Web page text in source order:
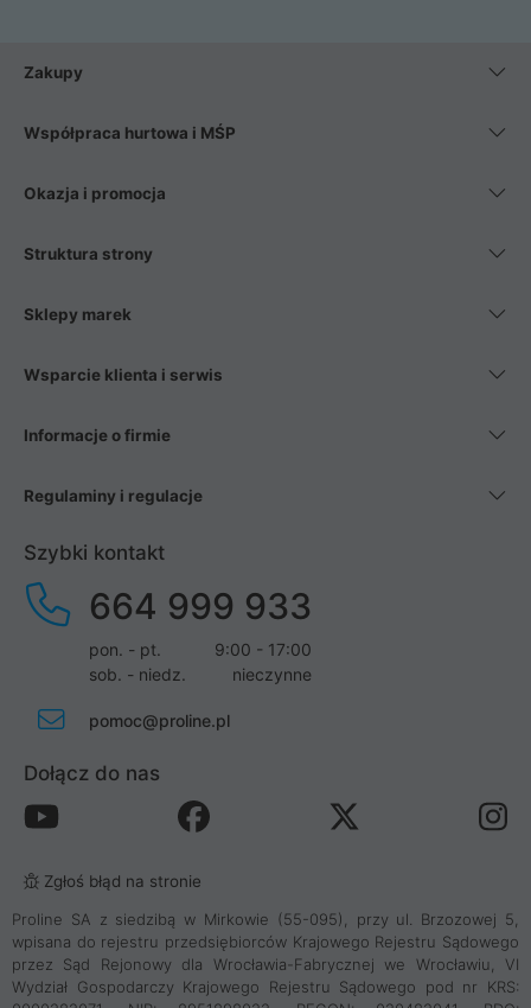
Zakupy
Współpraca hurtowa i MŚP
Okazja i promocja
Struktura strony
Sklepy marek
Wsparcie klienta i serwis
Informacje o firmie
Regulaminy i regulacje
Szybki kontakt
664 999 933
pon. - pt.
9:00 - 17:00
sob. - niedz.
nieczynne
pomoc@proline.pl
Dołącz do nas
Zgłoś błąd na stronie
Proline SA z siedzibą w Mirkowie (55-095), przy ul. Brzozowej 5,
wpisana do rejestru przedsiębiorców Krajowego Rejestru Sądowego
przez Sąd Rejonowy dla Wrocławia-Fabrycznej we Wrocławiu, VI
Wydział Gospodarczy Krajowego Rejestru Sądowego pod nr KRS: